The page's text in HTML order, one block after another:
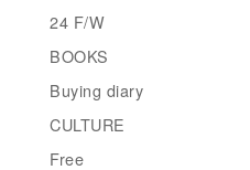
24 F/W
BOOKS
Buying diary
CULTURE
Free